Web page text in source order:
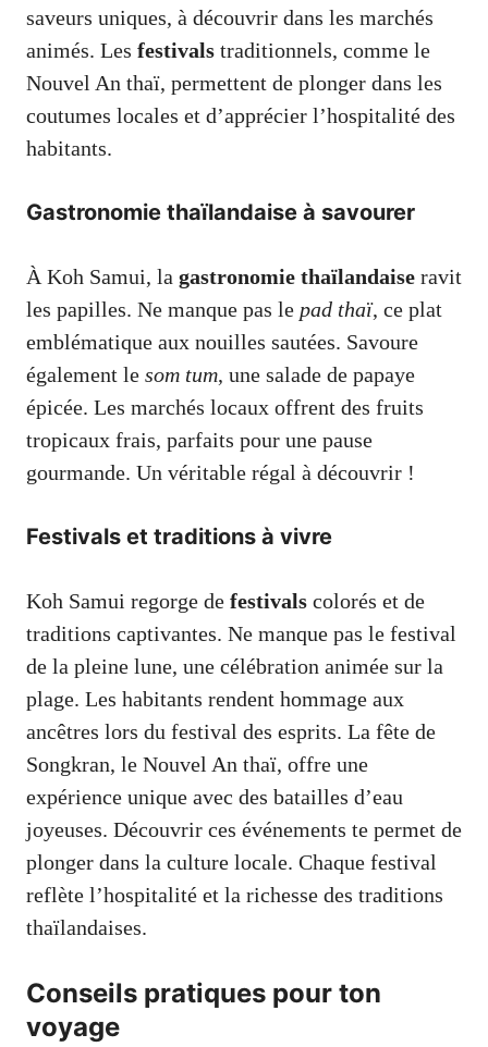
saveurs uniques, à découvrir dans les marchés
animés. Les festivals traditionnels, comme le
Nouvel An thaï, permettent de plonger dans les
coutumes locales et d’apprécier l’hospitalité des
habitants.
Gastronomie thaïlandaise à savourer
À Koh Samui, la gastronomie thaïlandaise ravit
les papilles. Ne manque pas le pad thaï, ce plat
emblématique aux nouilles sautées. Savoure
également le som tum, une salade de papaye
épicée. Les marchés locaux offrent des fruits
tropicaux frais, parfaits pour une pause
gourmande. Un véritable régal à découvrir !
Festivals et traditions à vivre
Koh Samui regorge de festivals colorés et de
traditions captivantes. Ne manque pas le festival
de la pleine lune, une célébration animée sur la
plage. Les habitants rendent hommage aux
ancêtres lors du festival des esprits. La fête de
Songkran, le Nouvel An thaï, offre une
expérience unique avec des batailles d’eau
joyeuses. Découvrir ces événements te permet de
plonger dans la culture locale. Chaque festival
reflète l’hospitalité et la richesse des traditions
thaïlandaises.
Conseils pratiques pour ton
voyage